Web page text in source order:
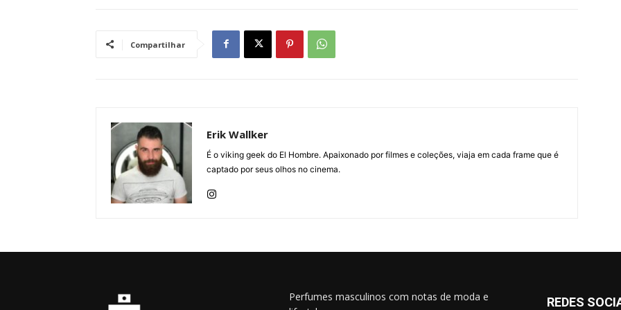
Compartilhar
Erik Wallker
É o viking geek do El Hombre. Apaixonado por filmes e coleções, viaja em cada frame que é
captado por seus olhos no cinema.
Perfumes masculinos com notas de moda e
REDES